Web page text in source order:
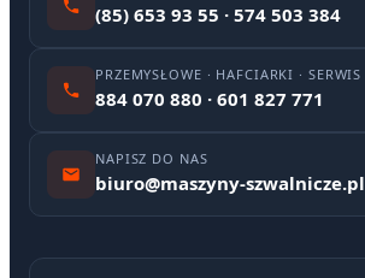
(85) 653 93 55 · 574 503 384
PRZEMYSŁOWE · HAFCIARKI · SERWIS
884 070 880 · 601 827 771
NAPISZ DO NAS
biuro@maszyny-szwalnicze.pl